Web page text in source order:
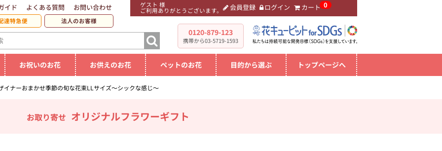
ゲスト 様
ご利用ありがとうございます。 会員登録 ログイン カート 0
イド よくある質問 お問い合わせ
達特急便 法人のお客様
0120-879-123
携帯から03-5719-1593
お祝いのお花 お供えのお花 ペットのお花 目的から選ぶ トップページへ
イナーおまかせ季節の旬な花束LLサイズ～シックな感じ～
お取り寄せ オリジナルフラワーギフト